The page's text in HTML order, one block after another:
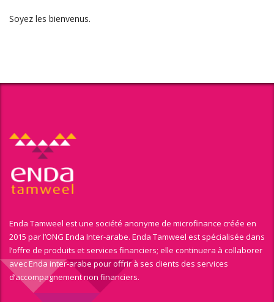
Soyez les bienvenus.
Enda Tamweel est une société anonyme de microfinance créée en
2015 par l’ONG Enda Inter-arabe. Enda Tamweel est spécialisée dans
l’offre de produits et services financiers; elle continuera à collaborer
avec Enda inter-arabe pour offrir à ses clients des services
d’accompagnement non financiers.